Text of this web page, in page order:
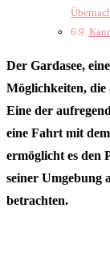
Der Gardasee,
Möglichkeiten, die
Eine der
eine Fahrt mit
ermöglicht es den
seiner Umgebung
betrachten.